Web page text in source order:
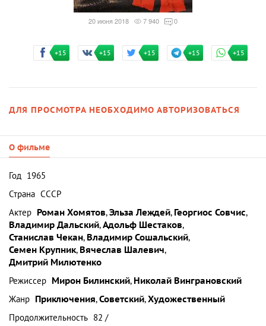
20 июня 2018 7 940 0
+15 +15 +15 +15 +15
ДЛЯ ПРОСМОТРА НЕОБХОДИМО АВТОРИЗОВАТЬСЯ
О фильме
Год 1965
Страна СССР
Актер Роман Хомятов,Эльза Леждей, Георгиос Совчис,
Владимир Дальский,Адольф Шестаков,
Станислав Чекан, Владимир Сошальский,
Семен Крупник, Вячеслав Шалевич,
Дмитрий Милютенко
Режиссер Мирон Билинский, Николай Винграновский
Жанр Приключения,Советский,Художественный
Продолжительность 82 /